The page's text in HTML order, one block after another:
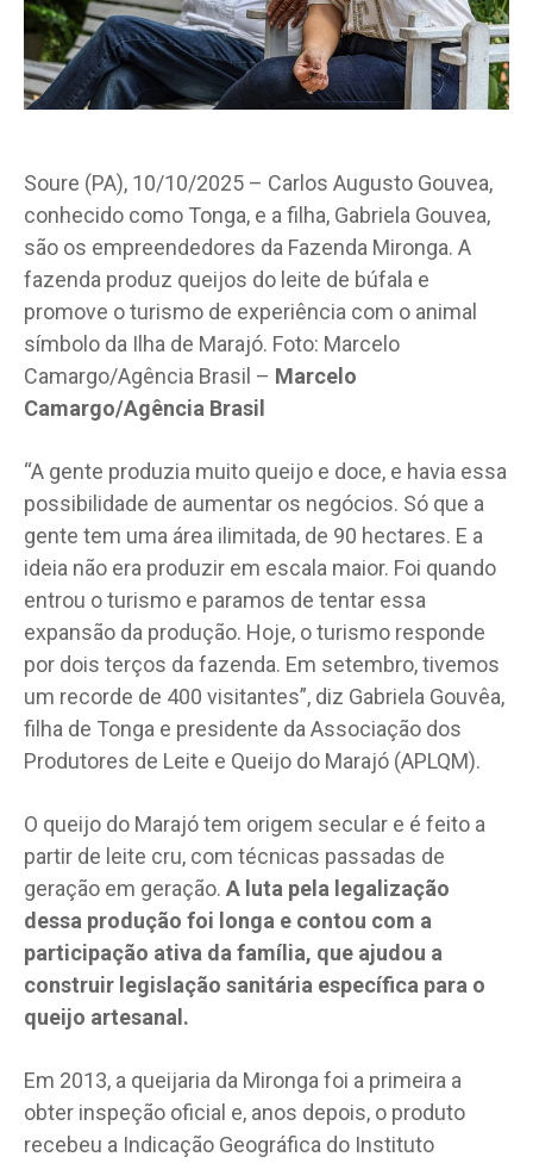
Soure (PA), 10/10/2025 – Carlos Augusto Gouvea,
conhecido como Tonga, e a filha, Gabriela Gouvea,
são os empreendedores da Fazenda Mironga. A
fazenda produz queijos do leite de búfala e
promove o turismo de experiência com o animal
símbolo da Ilha de Marajó. Foto: Marcelo
Camargo/Agência Brasil – Marcelo
Camargo/Agência Brasil
“A gente produzia muito queijo e doce, e havia essa
possibilidade de aumentar os negócios. Só que a
gente tem uma área ilimitada, de 90 hectares. E a
ideia não era produzir em escala maior. Foi quando
entrou o turismo e paramos de tentar essa
expansão da produção. Hoje, o turismo responde
por dois terços da fazenda. Em setembro, tivemos
um recorde de 400 visitantes”, diz Gabriela Gouvêa,
filha de Tonga e presidente da Associação dos
Produtores de Leite e Queijo do Marajó (APLQM).
O queijo do Marajó tem origem secular e é feito a
partir de leite cru, com técnicas passadas de
geração em geração. A luta pela legalização
dessa produção foi longa e contou com a
participação ativa da família, que ajudou a
construir legislação sanitária específica para o
queijo artesanal.
Em 2013, a queijaria da Mironga foi a primeira a
obter inspeção oficial e, anos depois, o produto
recebeu a Indicação Geográfica do Instituto